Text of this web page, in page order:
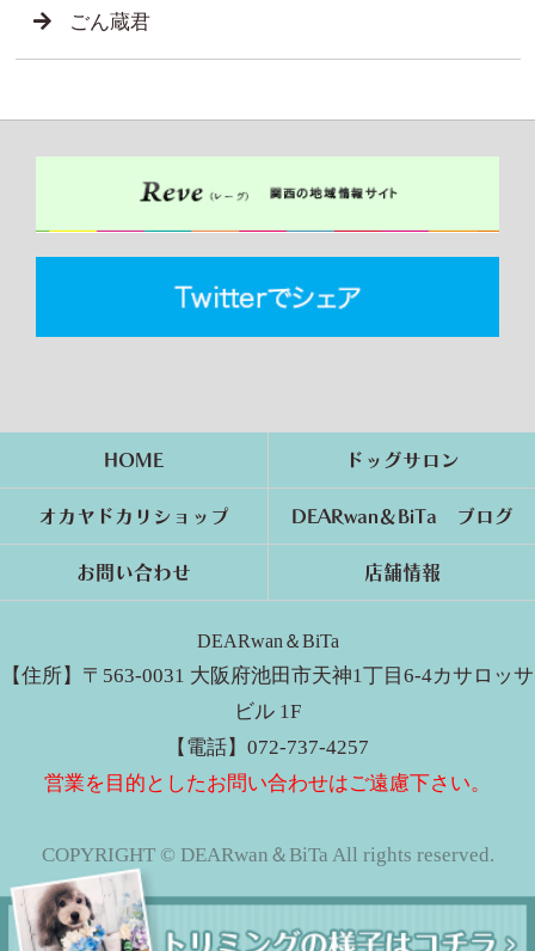
ごん蔵君
HOME ドッグサロン
オカヤドカリショップ DEARwan＆BiTa ブログ
お問い合わせ 店舗情報
DEARwan＆BiTa
【住所】〒563-0031 大阪府池田市天神1丁目6-4カサロッサ
ビル 1F
【電話】072-737-4257
営業を目的としたお問い合わせはご遠慮下さい。
COPYRIGHT © DEARwan＆BiTa All rights reserved.